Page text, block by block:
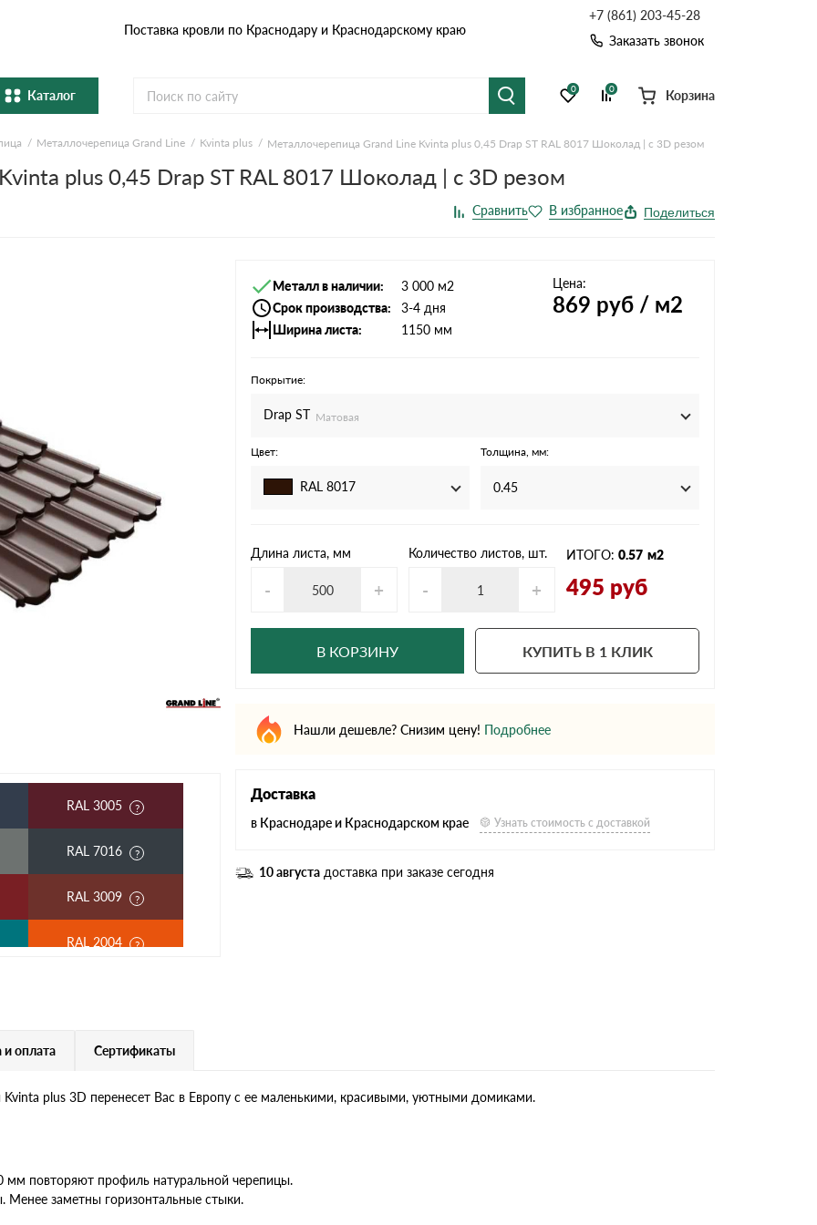
Поставка кровли по Краснодару и Краснодарскому краю
+7 (861) 203-45-28
Заказать звонок
Каталог
Металлочерепица Гибкая черепица Рулонная кровля
Натуральная керамическая
Ондулин Смарт
0 0 Корзина
Металлочерепица Grand Line Kvinta plus Металлочерепица Grand Line Kvinta plus 0,45 Drap ST RAL 8017 Шоколад | c 3D резом
plus 0,45 Drap ST RAL 8017 Шоколад | c 3D резом
Поделиться
RAL 3005
RAL 7016
RAL 3009
RAL 2004
Металл в наличии
3 000 м2
Срок производства
3-4 дня
Ширина листа
1150 мм
Цена:
869 руб / м2
Покрытие:
Drap ST Матовая
Цвет:
RAL 8017
Толщина, мм:
0.45
Длина листа, мм
- +
Количество листов, шт.
- +
ИТОГО: 0.57 м2
495 руб
В КОРЗИНУ КУПИТЬ В 1 КЛИК
Нашли дешевле? Снизим цену! Подробнее
Доставка
в Краснодаре и Краснодарском крае Узнать стоимость с доставкой
10 августа доставка при заказе сегодня
и оплата Сертификаты
plus 3D перенесет Вас в Европу с ее маленькими, красивыми, уютными домиками.
мм повторяют профиль натуральной черепицы.
заметны горизонтальные стыки.